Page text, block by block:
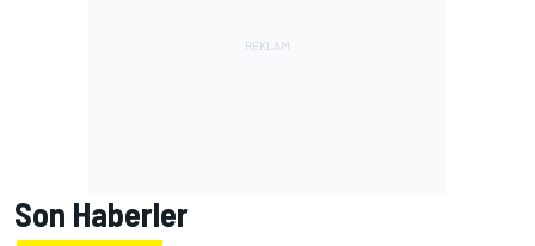
Son Haberler